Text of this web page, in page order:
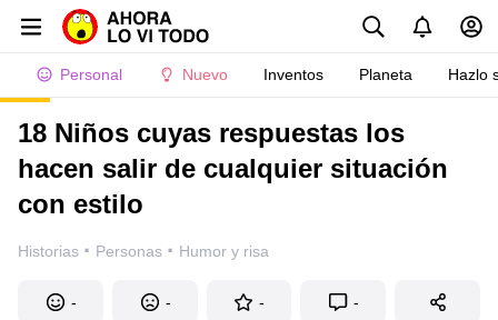
Personal Nuevo Inventos Planeta Hazlo
18 Niños cuyas respuestas los
hacen salir de cualquier situación
con estilo
Historias · Personas · Humor y risa
- - - -